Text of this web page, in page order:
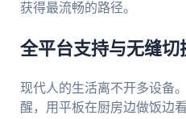
获得最流畅的路径。
全平台支持与无缝切
现代人的生活离不开多设备
醒，用平板在厨房边做饭边